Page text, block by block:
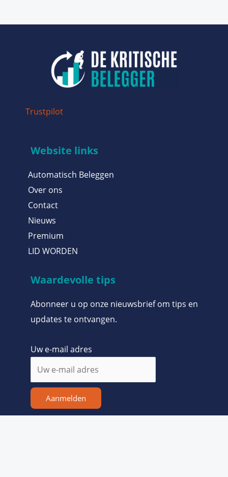
Trustpilot
Website links
Automatisch Beleggen
Over ons
Contact
Nieuws
Premium
LID WORDEN
Waardevolle tips
Abonneer u op onze nieuwsbrief om tips en
updates te ontvangen.
Uw e-mail adres
Aanmelden